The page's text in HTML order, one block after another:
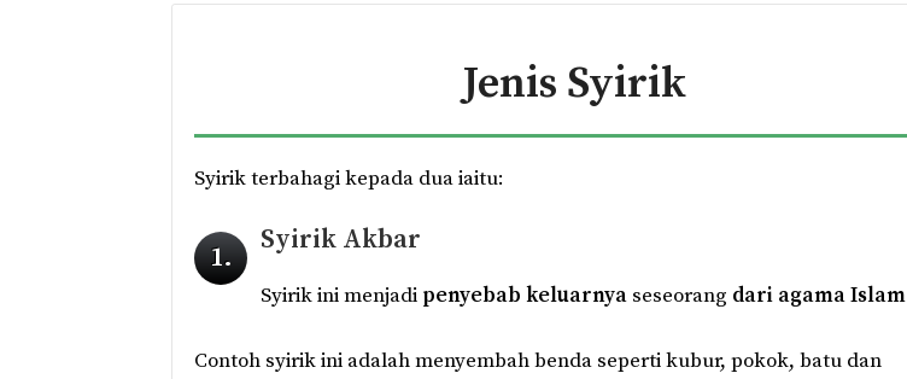
Jenis Syirik
Syirik terbahagi kepada dua iaitu:
1.
Syirik Akbar
Syirik ini menjadi penyebab keluarnya seseorang dari agama Islam
Contoh syirik ini adalah menyembah benda seperti kubur, pokok, batu dan